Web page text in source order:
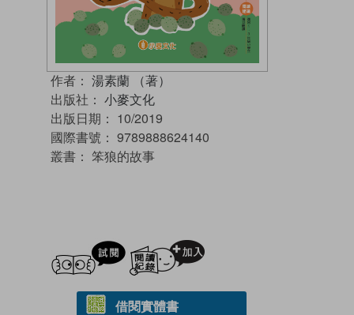
作者： 湯素蘭 （著）
出版社： 小麥文化
出版日期： 10/2019
國際書號： 9789888624140
叢書： 笨狼的故事
試閲
借閱實體書